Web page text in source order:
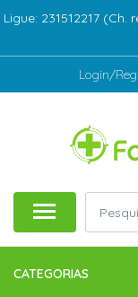
Ligue: 231512217
Login/
CATEGORIAS